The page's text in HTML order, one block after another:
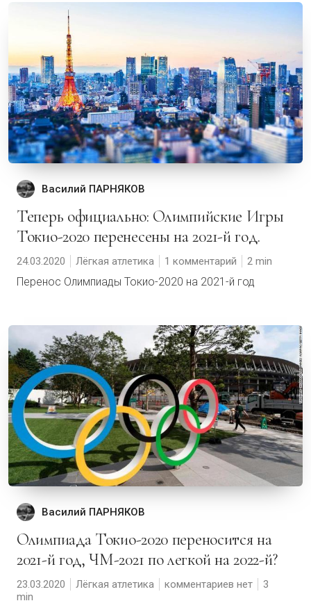
Василий ПАРНЯКОВ
Теперь официально: Олимпийские Игры
Токио-2020 перенесены на 2021-й год.
24.03.2020 Лёгкая атлетика 1 комментарий 2
Перенос Олимпиады Токио-2020 на 2021-й год
Василий ПАРНЯКОВ
Олимпиада Токио-2020 переносится на
2021-й год, ЧМ-2021 по легкой на 2022-й?
23.03.2020 Лёгкая атлетика комментариев нет 3